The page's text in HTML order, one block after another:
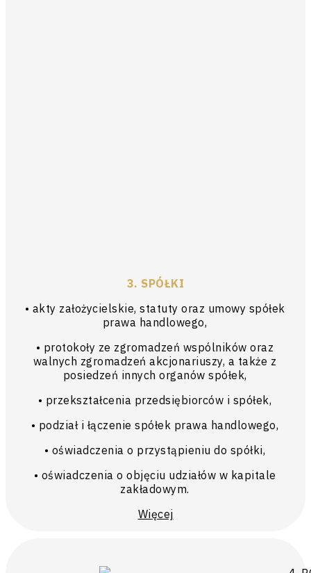
3. SPÓŁKI
• akty założycielskie, statuty oraz umowy spółek
prawa handlowego,
• protokoły ze zgromadzeń wspólników oraz
walnych zgromadzeń akcjonariuszy, a także z
posiedzeń innych organów spółek,
• przekształcenia przedsiębiorców i spółek,
• podział i łączenie spółek prawa handlowego,
• oświadczenia o przystąpieniu do spółki,
• oświadczenia o objęciu udziałów w kapitale
zakładowym.
Więcej